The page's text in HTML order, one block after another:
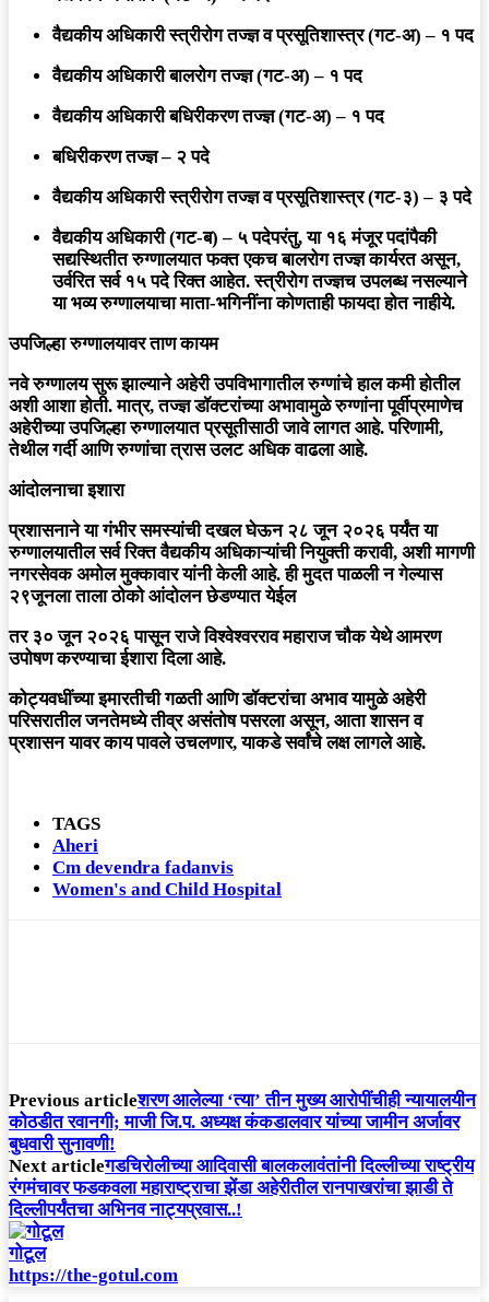
वैद्यकीय अधिकारी स्त्रीरोग तज्ज्ञ व प्रसूतिशास्त्र (गट-अ) – १ पद
वैद्यकीय अधिकारी बालरोग तज्ज्ञ (गट-अ) – १ पद
वैद्यकीय अधिकारी बधिरीकरण तज्ज्ञ (गट-अ) – १ पद
बधिरीकरण तज्ज्ञ – २ पदे
वैद्यकीय अधिकारी स्त्रीरोग तज्ज्ञ व प्रसूतिशास्त्र (गट-३) – ३ पदे
वैद्यकीय अधिकारी (गट-ब) – ५ पदेपरंतु, या १६ मंजूर पदांपैकी
सद्यस्थितीत रुग्णालयातफक्त एकच बालरोग तज्ज्ञकार्यरत असून,
उर्वरित सर्व १५ पदे रिक्त आहेत. स्त्रीरोग तज्ज्ञच उपलब्ध नसल्याने
या भव्य रुग्णालयाचा माता-भगिनींना कोणताही फायदा होत नाहीये.
उपजिल्हा रुग्णालयावर ताण कायम
नवे रुग्णालय सुरू झाल्याने अहेरी उपविभागातील रुग्णांचे हाल कमी होतील
अशी आशा होती. मात्र, तज्ज्ञ डॉक्टरांच्या अभावामुळे रुग्णांना पूर्वीप्रमाणेच
अहेरीच्या उपजिल्हा रुग्णालयात प्रसूतीसाठी जावे लागत आहे. परिणामी,
तेथील गर्दी आणि रुग्णांचा त्रास उलट अधिक वाढला आहे.
आंदोलनाचा इशारा
प्रशासनाने या गंभीर समस्यांची दखल घेऊन २८ जून २०२६ पर्यंतया
रुग्णालयातील सर्व रिक्त वैद्यकीय अधिकाऱ्यांची नियुक्ती करावी, अशी मागणी
नगरसेवक अमोल मुक्कावार यांनी केली आहे. ही मुदत पाळली न गेल्यास
२९जूनला ताला ठोको आंदोलन छेडण्यात येईल
तर ३० जून २०२६ पासूनराजे विश्वेश्वरराव महाराज चौक येथेआमरण
उपोषणकरण्याचा ईशारा दिला आहे.
कोट्यवधींच्या इमारतीची गळती आणि डॉक्टरांचा अभाव यामुळे अहेरी
परिसरातील जनतेमध्ये तीव्र असंतोष पसरला असून, आता शासन व
प्रशासन यावर काय पावले उचलणार, याकडे सर्वांचे लक्ष लागले आहे.
TAGS
Aheri
Cm devendra fadanvis
Women's and Child Hospital
Previous articleशरण आलेल्या ‘त्या’ तीन मुख्य आरोपींचीही न्यायालयीन
कोठडीत रवानगी; माजी जि.प. अध्यक्ष कंकडालवार यांच्या जामीन अर्जावर
बुधवारी सुनावणी!
Next articleगडचिरोलीच्या आदिवासी बालकलावंतांनी दिल्लीच्या राष्ट्रीय
रंगमंचावर फडकवला महाराष्ट्राचा झेंडा अहेरीतील रानपाखरांचा झाडी ते
दिल्लीपर्यंतचा अभिनव नाट्यप्रवास..!
गोटूल
https://the-gotul.com